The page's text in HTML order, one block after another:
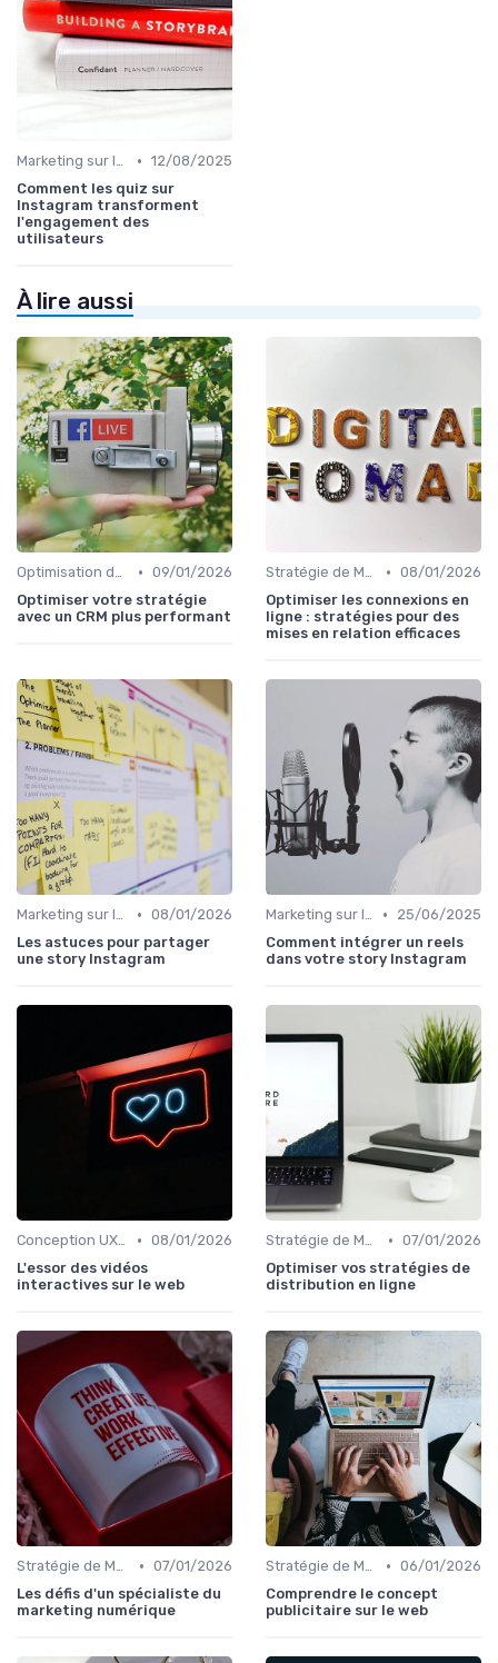
Marketing sur les Réseaux Sociaux • 12/08/2025
Comment les quiz sur
Instagram transforment
l'engagement des
utilisateurs
À lire aussi
Optimisation du Parcours Client • 09/01/2026
Optimiser votre stratégie
avec un CRM plus performant
Stratégie de Marketing Digital • 08/01/2026
Optimiser les connexions en
ligne : stratégies pour des
mises en relation efficaces
Marketing sur les Réseaux Sociaux • 08/01/2026
Les astuces pour partager
une story Instagram
Marketing sur les Réseaux Sociaux •
25/06/2025
Comment intégrer un reels
dans votre story Instagram
Conception UX/UI • 08/01/2026
L'essor des vidéos
interactives sur le web
Stratégie de Marketing Digital • 07/01/2026
Optimiser vos stratégies de
distribution en ligne
Stratégie de Marketing Digital • 07/01/2026
Les défis d'un spécialiste du
marketing numérique
Stratégie de Marketing Digital • 06/01/2026
Comprendre le concept
publicitaire sur le web